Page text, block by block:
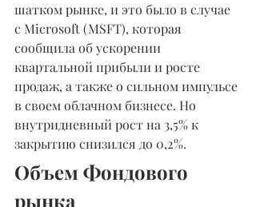
шатком рынке, и это было в случае
с Microsoft (MSFT), которая
сообщила об ускорении
квартальной прибыли и росте
продаж, а также о сильном импульсе
в своем облачном бизнесе. Но
внутридневный рост на 3,5% к
закрытию снизился до 0,2%.
Объем Фондового
рынка